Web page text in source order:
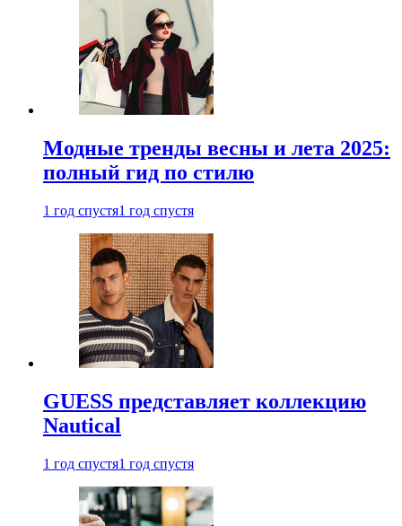
Модные тренды весны и лета 2025:
полный гид по стилю
1 год спустя1 год спустя
GUESS представляет коллекцию
Nautical
1 год спустя1 год спустя